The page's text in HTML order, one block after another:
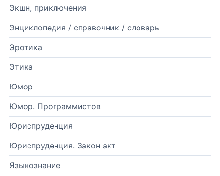
Экшн, приключения
Энциклопедия / справочник / словарь
Эротика
Этика
Юмор
Юмор. Программистов
Юриспруденция
Юриспруденция. Закон акт
Языкознание